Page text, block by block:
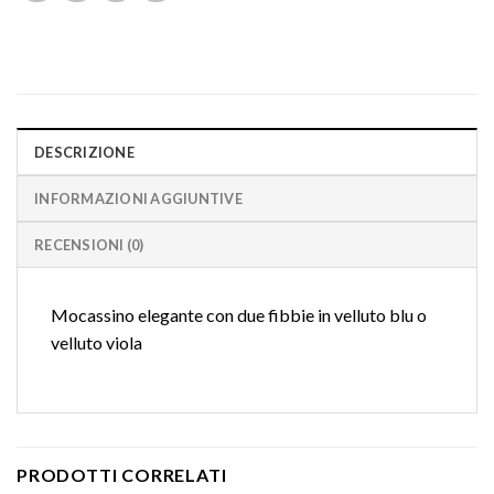
DESCRIZIONE
INFORMAZIONI AGGIUNTIVE
RECENSIONI (0)
Mocassino elegante con due fibbie in velluto blu o
velluto viola
PRODOTTI CORRELATI